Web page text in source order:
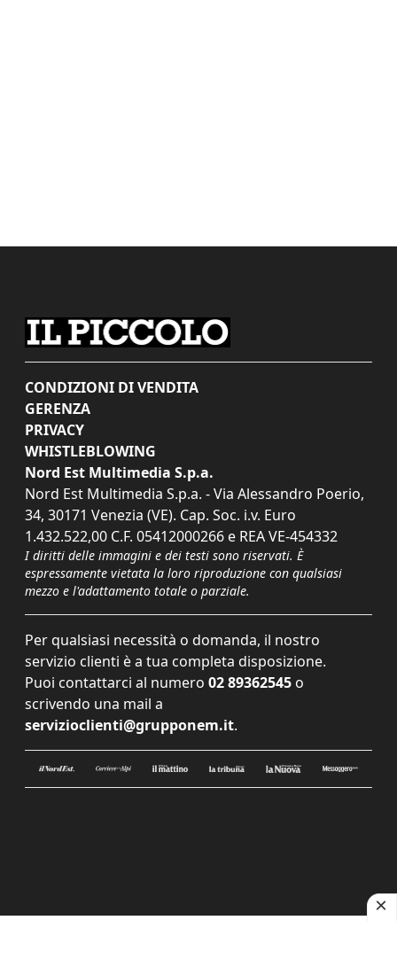
CONDIZIONI DI VENDITA
GERENZA
PRIVACY
WHISTLEBLOWING
Nord Est Multimedia S.p.a.
Nord Est Multimedia S.p.a. - Via Alessandro Poerio,
34, 30171 Venezia (VE). Cap. Soc. i.v. Euro
1.432.522,00 C.F. 05412000266 e REA VE-454332
I diritti delle immagini e dei testi sono riservati. È
espressamente vietata la loro riproduzione con qualsiasi
mezzo e l'adattamento totale o parziale.
Per qualsiasi necessità o domanda, il nostro
servizio clienti è a tua completa disposizione.
Puoi contattarci al numero 02 89362545 o
scrivendo una mail a
servizioclienti@grupponem.it.